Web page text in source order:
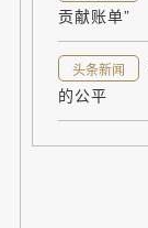
贡献账单”
头条新闻
的公平